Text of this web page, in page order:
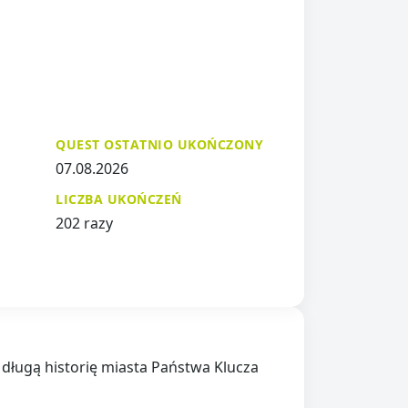
QUEST OSTATNIO UKOŃCZONY
07.08.2026
LICZBA UKOŃCZEŃ
202 razy
historię miasta Państwa Klucza